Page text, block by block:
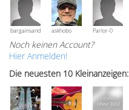
bargainsandmoreaskhobo Parlor-0
Noch keinen Account?
Hier Anmelden!
Die neuesten 10 Kleinanzeigen: